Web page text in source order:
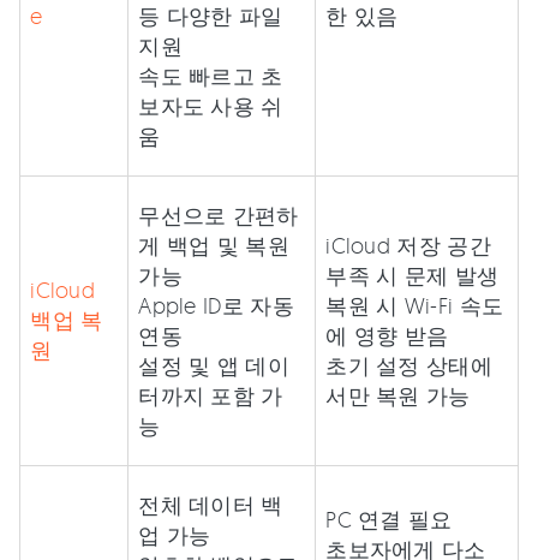
e
등 다양한 파일
지원
속도 빠르고 초
보자도 사용 쉬
움
한 있음
iCloud
백업 복
원
무선으로 간편하
게 백업 및 복원
가능
Apple ID로 자동
연동
설정 및 앱 데이
터까지 포함 가
능
iCloud 저장 공간
부족 시 문제 발생
복원 시 Wi-Fi 속도
에 영향 받음
초기 설정 상태에
서만 복원 가능
전체 데이터 백
업 가능
PC 연결 필요
초보자에게 다소